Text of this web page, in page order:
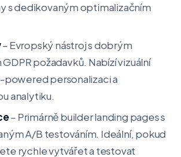
s dedikovaným optimalizačním
– Evropský nástroj s dobrým
požadavků. Nabízí vizuální
powered personalizaci a
analytiku.
– Primárně builder landing pages s
A/B testováním. Ideální, pokud
rychle vytvářet a testovat